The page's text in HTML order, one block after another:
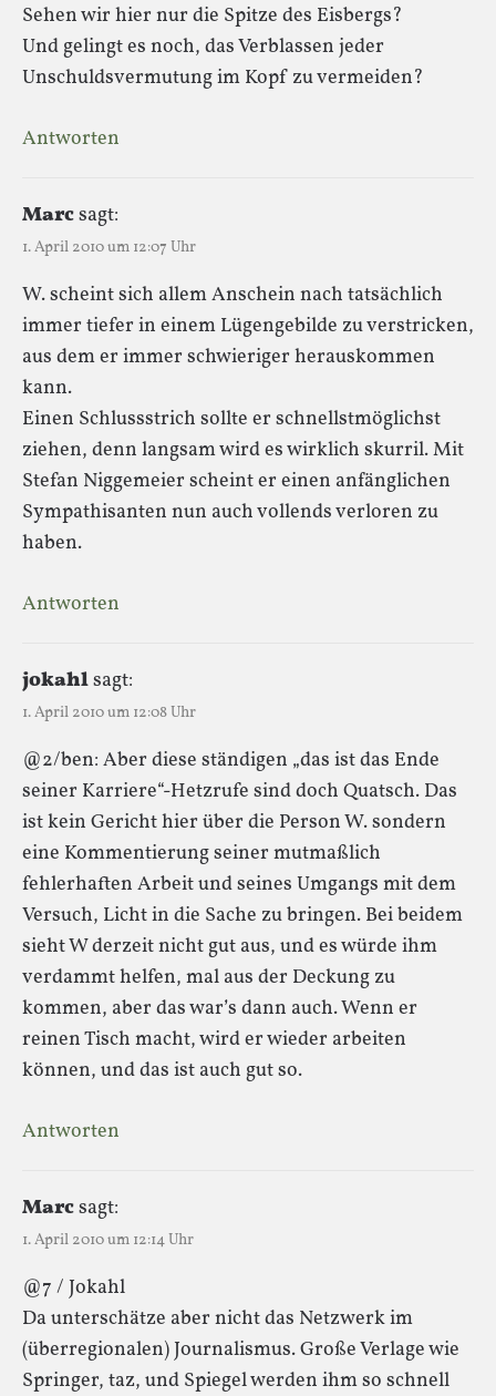
Sehen wir hier nur die Spitze des Eisbergs?
Und gelingt es noch, das Verblassen jeder
Unschuldsvermutung im Kopf zu vermeiden?
Antworten
Marcsagt:
1. April 2010 um 12:07 Uhr
W. scheint sich allem Anschein nach tatsächlich
immer tiefer in einem Lügengebilde zu verstricken,
aus dem er immer schwieriger herauskommen
kann.
Einen Schlussstrich sollte er schnellstmöglichst
ziehen, denn langsam wird es wirklich skurril. Mit
Stefan Niggemeier scheint er einen anfänglichen
Sympathisanten nun auch vollends verloren zu
haben.
Antworten
jokahlsagt:
1. April 2010 um 12:08 Uhr
@2/ben: Aber diese ständigen „das ist das Ende
seiner Karriere“-Hetzrufe sind doch Quatsch. Das
ist kein Gericht hier über die Person W. sondern
eine Kommentierung seiner mutmaßlich
fehlerhaften Arbeit und seines Umgangs mit dem
Versuch, Licht in die Sache zu bringen. Bei beidem
sieht W derzeit nicht gut aus, und es würde ihm
verdammt helfen, mal aus der Deckung zu
kommen, aber das war’s dann auch. Wenn er
reinen Tisch macht, wird er wieder arbeiten
können, und das ist auch gut so.
Antworten
Marcsagt:
1. April 2010 um 12:14 Uhr
@7 / Jokahl
Da unterschätze aber nicht das Netzwerk im
(überregionalen) Journalismus. Große Verlage wie
Springer, taz, und Spiegel werden ihm so schnell